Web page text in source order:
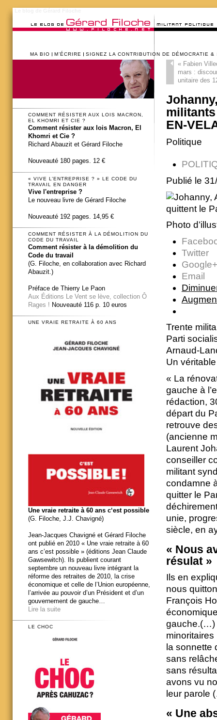
MA BIO M’ÉCRIRE SIGNEZ LA CONTRIBUTION DE DÉMOCRATIE &
«Fabien
mars :
unitaire des
EN-
Politique
Publié le
Photo
Twitter
Google+
Email
Trente
Parti
Arnaud-
Un
« La
gauche à
rédaction,
départ du
retrouve
(ancienne
Laurent
conseiller
militant
condamne
quitter le
unie,
siècle, en
« Nous
résulat »
Ils en
nous
François
gauche.(…)
la sonnette
sans
sans
avons vu
leur parole
« Une
COMMENT RÉSISTER AUX LOIS MACRON,
EL KHOMRI ET CIE ?
Comment résister aux lois Macron, El
Khomri et Cie ?
Richard Abauzit et Gérard Filoche
Nouveauté 180 pages. 12 €
« VIVE L’ENTREPRISE ? » LE CODE DU
TRAVAIL EN DANGER
Vive l'entreprise ?
Le nouveau livre de Gérard Filoche
Nouveauté 192 pages. 14,95 €
COMMENT RÉSISTER À LA DÉMOLITION DU
CODE DU TRAVAIL
Comment résister à la démolition du
Code du travail
(G. Filoche, en collaboration avec Richard
Abauzit.)
Préface de Thierry Le Paon
Aux Éditions Le Vent se lève, collection Ô
Rages ! Nouveauté 116 p. 10 euros
UNE VRAIE RETRAITE À 60 ANS
Une vraie retraite à 60 ans c‘est possible
(G. Filoche, J.J. Chavigné)
Jean-Jacques Chavigné et Gérard Filoche
ont publié en 2010 « Une vraie retraite à 60
ans c’est possible » (éditions Jean Claude
Gawsewitch). Ils publient courant
septembre un nouveau livre intégrant la
réforme des retraites de 2010, la crise
économique et celle de l’Union européenne,
l’arrivée au pouvoir d’un Président et d’un
gouvernement de gauche…
Lire la suite
LE CHOC